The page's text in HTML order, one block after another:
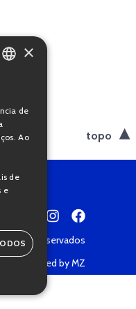
topo
reservados
Powered by MZ
×
de
Ao
de
e